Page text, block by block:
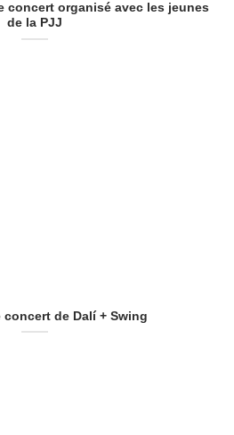
concert organisé avec les jeunes
de la PJJ
concert de Dalí + Swing